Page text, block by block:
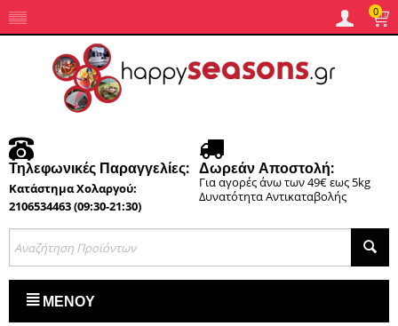
0
Τηλεφωνικές Παραγγελίες:
Κατάστημα Χολαργού:
2106534463 (09:30-21:30)
Δωρεάν Αποστολή:
Για αγορές άνω των 49€ εως 5kg
Δυνατότητα Αντικαταβολής
ΜΕΝΟΎ